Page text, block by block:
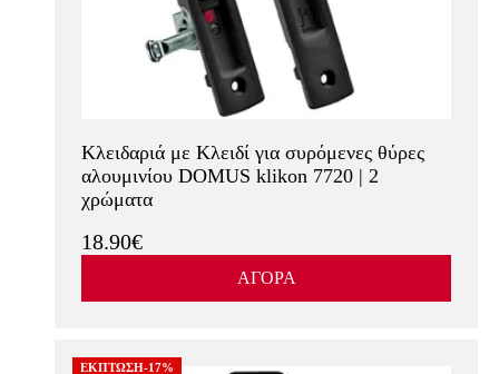
Κλειδαριά με Κλειδί για συρόμενες θύρες
αλουμινίου DOMUS klikon 7720 | 2
χρώματα
18.90€
ΑΓΟΡΑ
ΕΚΠΤΩΣΗ-17%